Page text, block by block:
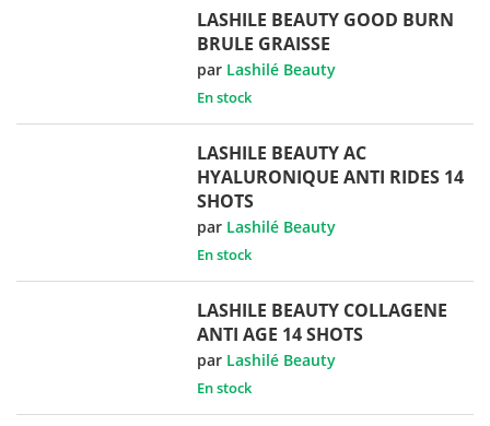
LASHILE BEAUTY GOOD BURN
BRULE GRAISSE
par Lashilé Beauty
En stock
LASHILE BEAUTY AC
HYALURONIQUE ANTI RIDES 14
SHOTS
par Lashilé Beauty
En stock
LASHILE BEAUTY COLLAGENE
ANTI AGE 14 SHOTS
par Lashilé Beauty
En stock